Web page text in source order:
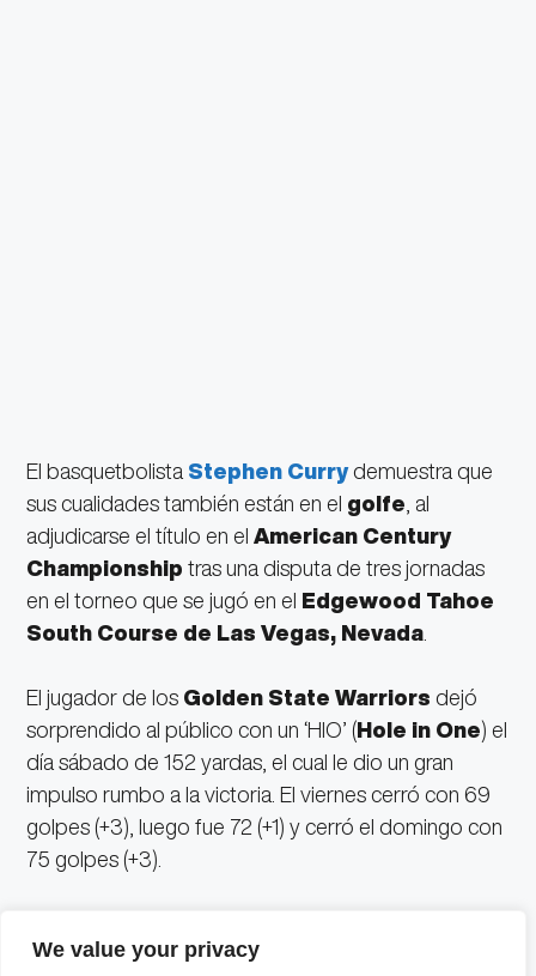
We value your privacy
El basquetbolista Stephen Currydemuestra que
sus cualidades también están en el golfe , al
adjudicarse el título en elAmerican Century
Championship tras una disputa de tres jornadas
en el torneo que se jugó en el
Edgewood Tahoe
South Course de Las Vegas, Nevada
El jugador de los Golden State Warriors dejó
sorprendido al público con un ‘HIO’ ( Hole in One) el
día sábado de 152 yardas, el cual le dio un gran
impulso rumbo a la victoria. El viernes cerró con 69
golpes (+3), luego fue 72 (+1) y cerró el domingo con
75 golpes (+3).